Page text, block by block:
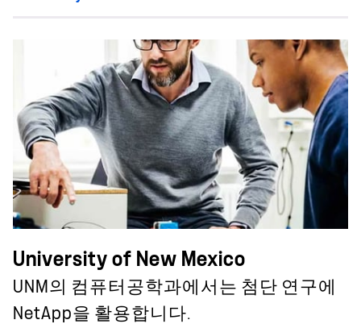
University of New Mexico
UNM의 컴퓨터공학과에서는 첨단 연구에
NetApp을 활용합니다.